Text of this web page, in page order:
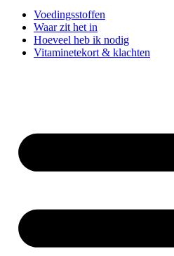
Voedingsstoffen
Waar zit het in
Hoeveel heb ik nodig
Vitaminetekort & klachten